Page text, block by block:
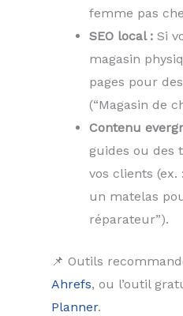
femme pas
SEO local : Si
magasin
pages pour
(“Magasin de
Contenu
guides ou des
vos clients
un matelas
réparateur”).
📌 Outils
Ahrefs, ou l’outil
Planner.